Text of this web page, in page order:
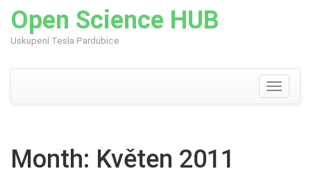
Open Science HUB
Uskupení Tesla Pardubice
Toggle
Month: Květen 2011